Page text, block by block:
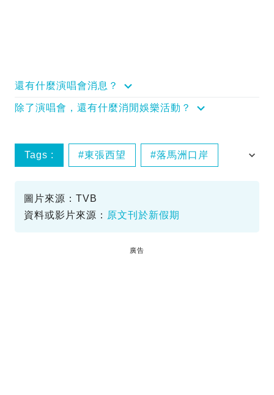
還有什麼演唱會消息？
除了演唱會，還有什麼消閒娛樂活動？
Tags : 東張西望 落馬洲口岸
圖片來源：TVB
資料或影片來源： 原文刊於新假期
廣告